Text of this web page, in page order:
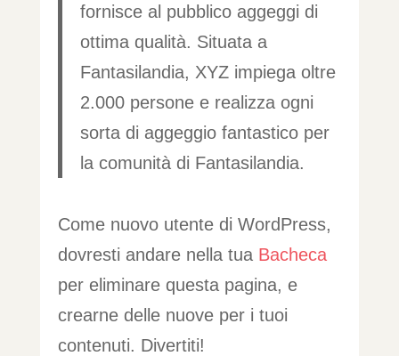
fornisce al pubblico aggeggi di
ottima qualità. Situata a
Fantasilandia, XYZ impiega oltre
2.000 persone e realizza ogni
sorta di aggeggio fantastico per
la comunità di Fantasilandia.
Come nuovo utente di WordPress,
dovresti andare nella tua Bacheca
per eliminare questa pagina, e
crearne delle nuove per i tuoi
contenuti. Divertiti!